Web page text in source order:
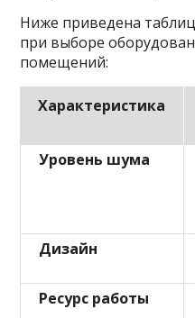
Ниже приведена
при выборе
помещений:
Характеристика
Уровень шума
Дизайн
Ресурс работы